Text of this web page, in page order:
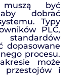
muszą być
dobrać
Typy
PLC,
dopasowane
procesu.
może
przestojów i